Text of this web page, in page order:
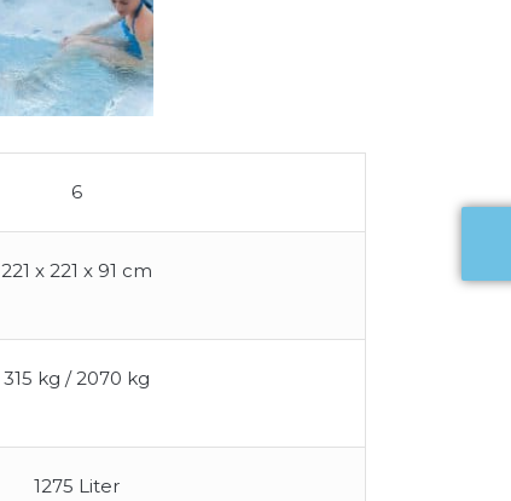
6
221 x 221 x 91 cm
315 kg / 2070 kg
1275 Liter